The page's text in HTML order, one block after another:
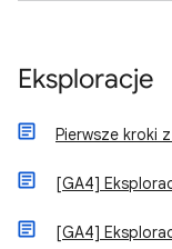
Eksploracje
Pierwsze kroki
[GA4]
[GA4]